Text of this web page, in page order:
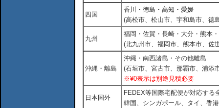
四国
香川・徳島・高知・愛媛
(高松市、松山市、宇和島市、徳
九州
福岡・佐賀・長崎・大分・熊本
(北九州市、福岡市、熊本市、佐
沖縄・離島
沖縄・南西諸島・その他離島
(石垣市、宮古市、那覇市、浦添
※¥0表示は別途見積必要
日本国外
FEDEX等国際宅配便が対応す
韓国、シンガポール、タイ、香